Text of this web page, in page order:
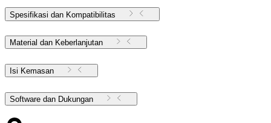
Spesifikasi dan Kompatibilitas
Material dan Keberlanjutan
Isi Kemasan
Software dan Dukungan